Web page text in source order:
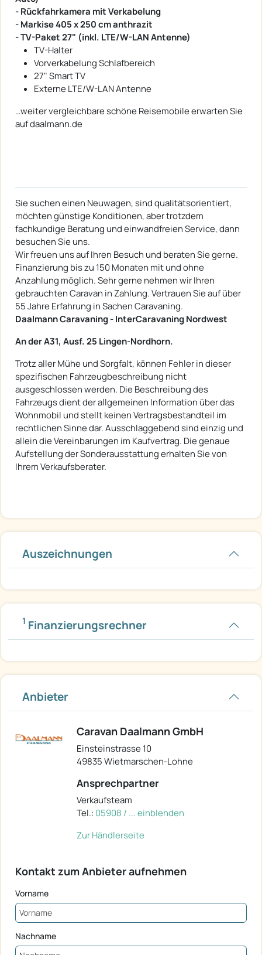
- Rückfahrkamera mit Verkabelung
- Markise 405 x 250 cm anthrazit
- TV-Paket 27" (inkl. LTE/W-LAN Antenne)
TV-Halter
Vorverkabelung Schlafbereich
27" Smart TV
Externe LTE/W-LAN Antenne
…weiter vergleichbare schöne Reisemobile erwarten Sie
auf daalmann.de
Sie suchen einen Neuwagen, sind qualitätsorientiert,
möchten günstige Konditionen, aber trotzdem
fachkundige Beratung und einwandfreien Service, dann
besuchen Sie uns.
Wir freuen uns auf Ihren Besuch und beraten Sie gerne.
Finanzierung bis zu 150 Monaten mit und ohne
Anzahlung möglich. Sehr gerne nehmen wir Ihren
gebrauchten Caravan in Zahlung. Vertrauen Sie auf über
55 Jahre Erfahrung in Sachen Caravaning.
Daalmann Caravaning - InterCaravaning Nordwest
An der A31, Ausf. 25 Lingen-Nordhorn.
Trotz aller Mühe und Sorgfalt, können Fehler in dieser
spezifischen Fahrzeugbeschreibung nicht
ausgeschlossen werden. Die Beschreibung des
Fahrzeugs dient der allgemeinen Information über das
Wohnmobil und stellt keinen Vertragsbestandteil im
rechtlichen Sinne dar. Ausschlaggebend sind einzig und
allein die Vereinbarungen im Kaufvertrag. Die genaue
Aufstellung der Sonderausstattung erhalten Sie von
Ihrem Verkaufsberater.
Auszeichnungen
1 Finanzierungsrechner
Anbieter
Caravan Daalmann GmbH
Einsteinstrasse 10
49835 Wietmarschen-Lohne
Ansprechpartner
Verkaufsteam
Tel.: 05908 / ... einblenden
Zur Händlerseite
Kontakt zum Anbieter aufnehmen
Vorname
Nachname